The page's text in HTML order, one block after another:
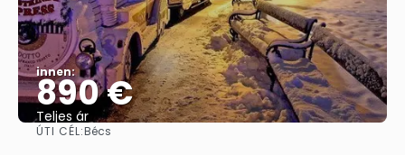
innen:
890 €
Teljes ár
ÚTI CÉL:Bécs